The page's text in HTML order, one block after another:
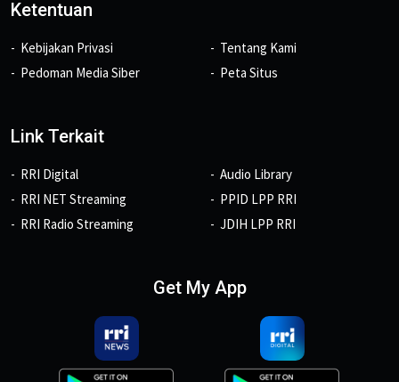
Ketentuan
Kebijakan Privasi
Pedoman Media Siber
Tentang Kami
Peta Situs
Link Terkait
RRI Digital
RRI NET Streaming
RRI Radio Streaming
Audio Library
PPID LPP RRI
JDIH LPP RRI
Get My App